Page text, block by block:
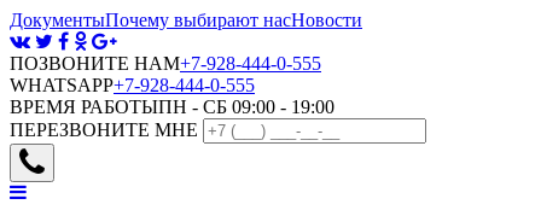
ДокументыПочему выбирают насНовости
ПОЗВОНИТЕ НАМ+7-928-444-0-555
WHATSAPP+7-928-444-0-555
ВРЕМЯ РАБОТЫПН - СБ 09:00 - 19:00
ПЕРЕЗВОНИТЕ МНЕ